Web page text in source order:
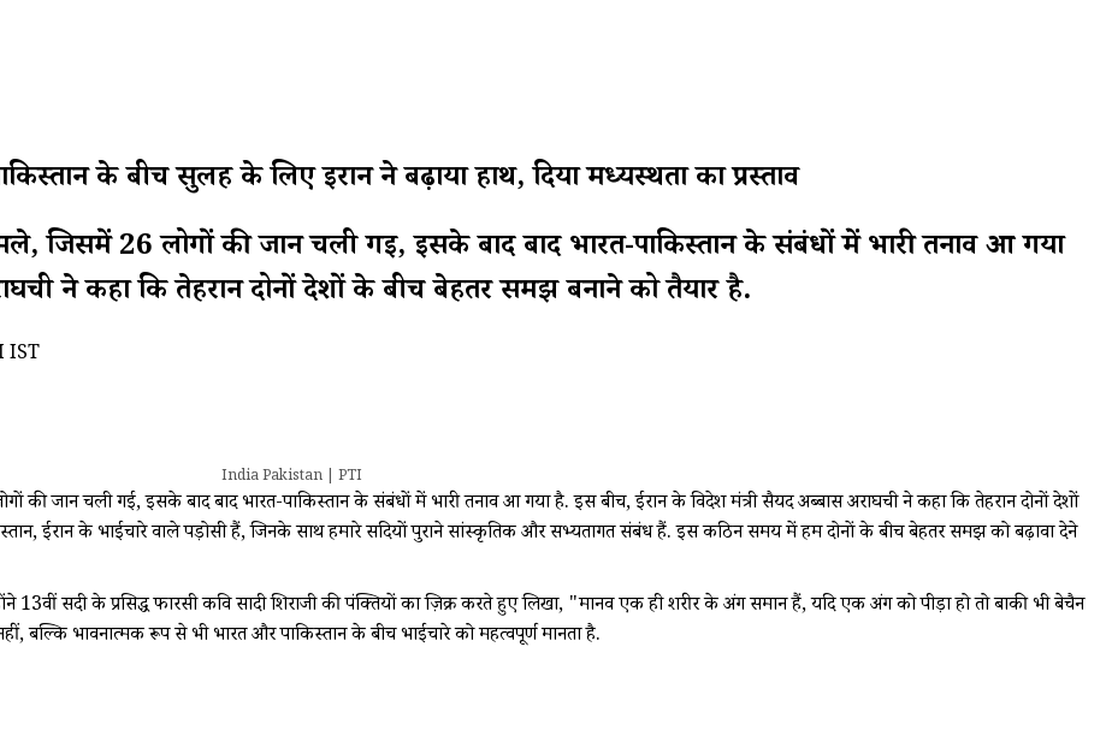
के बीच सुलह के लिए ईरान ने बढ़ाया हाथ, दिया मध्यस्थता का प्रस्ताव
26 लोगों की जान चली गई, इसके बाद बाद भारत-पाकिस्तान के संबंधों में भारी तनाव आ गया
ने कहा कि तेहरान दोनों देशों के बीच बेहतर समझ बनाने को तैयार है.
IST
India Pakistan | PTI
जान चली गई, इसके बाद बाद भारत-पाकिस्तान के संबंधों में भारी तनाव आ गया है. इस बीच, ईरान के विदेश मंत्री सैयद अब्बास अराघची ने कहा कि तेहरान दोनों देशों
ईरान के भाईचारे वाले पड़ोसी हैं, जिनके साथ हमारे सदियों पुराने सांस्कृतिक और सभ्यतागत संबंध हैं. इस कठिन समय में हम दोनों के बीच बेहतर समझ को बढ़ावा देने
सदी के प्रसिद्ध फारसी कवि सादी शिराजी की पंक्तियों का ज़िक्र करते हुए लिखा, "मानव एक ही शरीर के अंग समान हैं, यदि एक अंग को पीड़ा हो तो बाकी भी बेचैन
बल्कि भावनात्मक रूप से भी भारत और पाकिस्तान के बीच भाईचारे को महत्वपूर्ण मानता है.